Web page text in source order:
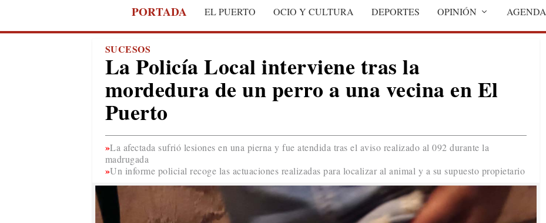
PORTADA EL PUERTO OCIO Y CULTURA DEPORTES OPINIÓN AGENDA
SUCESOS
La Policía Local interviene tras la
mordedura de un perro a una vecina en El
Puerto
La afectada sufrió lesiones en una pierna y fue atendida tras el aviso realizado al 092 durante la
madrugada
Un informe policial recoge las actuaciones realizadas para localizar al animal y a su supuesto propietario